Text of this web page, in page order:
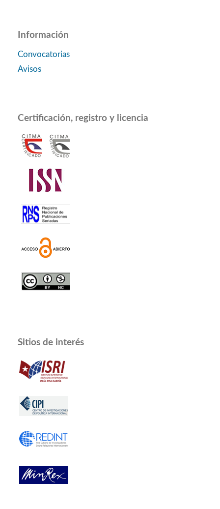
Información
Convocatorias
Avisos
Certificación, registro y licencia
Sitios de interés